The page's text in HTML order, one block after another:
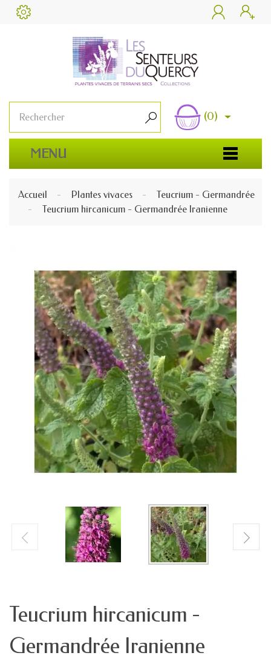
 
 (0)
MENU
Accueil Plantes vivaces
Teucrium - Germandrée
Teucrium hircanicum - Germandrée Iranienne
Teucrium hircanicum -
Germandrée Iranienne